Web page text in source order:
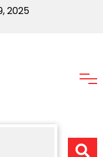
2025